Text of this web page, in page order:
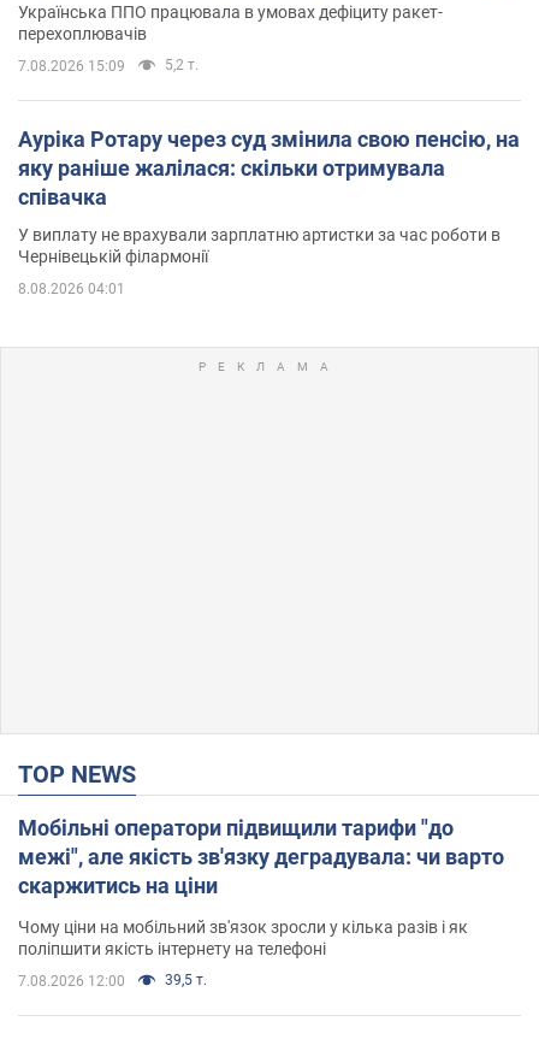
Українська ППО працювала в умовах дефіциту ракет-
перехоплювачів
7.08.2026 15:09 5,2 т.
Ауріка Ротару через суд змінила свою пенсію, на
яку раніше жалілася: скільки отримувала
співачка
У виплату не врахували зарплатню артистки за час роботи в
Чернівецькій філармонії
8.08.2026 04:01
TOP NEWS
Мобільні оператори підвищили тарифи "до
межі", але якість зв'язку деградувала: чи варто
скаржитись на ціни
Чому ціни на мобільний зв'язок зросли у кілька разів і як
поліпшити якість інтернету на телефоні
7.08.2026 12:00 39,5 т.